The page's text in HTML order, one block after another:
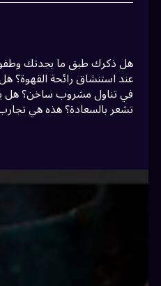
هل ذكرك طبق ما بجدتك
عند استنشاق رائحة القهوة؟
في تناول مشروب ساخن؟ هل
تشعر بالسعادة؟ هذه هي